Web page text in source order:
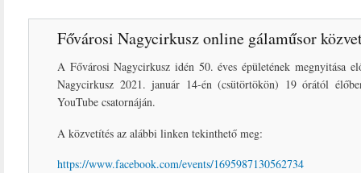
Fővárosi Nagycirkusz online gálaműsor
A Fővárosi Nagycirkusz idén 50. éves épületének megnyitása
Nagycirkusz 2021. január 14-én (csütörtökön) 19 órától
YouTube csatornáján.
A közvetítés az alábbi linken tekinthető meg:
https://www.facebook.com/events/1695987130562734